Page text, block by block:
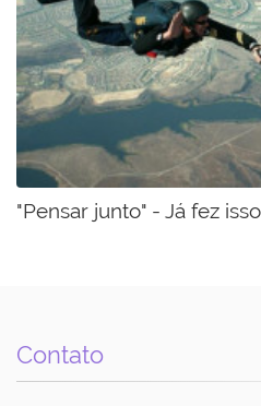
"Pensar junto" - Já fez
Contato